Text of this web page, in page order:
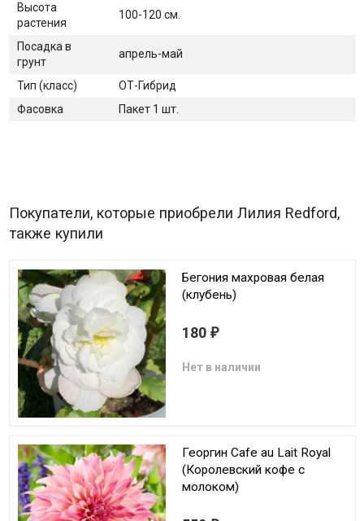
Высота
растения
100-120 см.
Посадка в
грунт
апрель-май
Тип (класс)
ОТ-Гибрид
Фасовка
Пакет 1 шт.
Покупатели, которые приобрели Лилия Redford,
также купили
Бегония махровая белая
(клубень)
180 ₽
Нет в наличии
Георгин Cafe au Lait Royal
(Королевский кофе с
молоком)